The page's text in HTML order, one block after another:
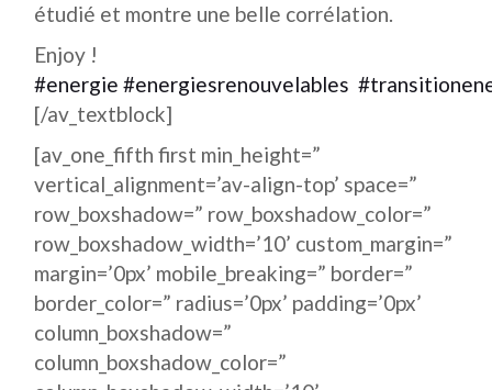
étudié et montre une belle corrélation.
Enjoy !
#energie #energiesrenouvelables
[/av_textblock]
[av_one_fifth first min_height=”
vertical_alignment=’av-align-top’ space=”
row_boxshadow=” row_boxshadow_color=”
row_boxshadow_width=’10’ custom_margin=”
margin=’0px’ mobile_breaking=” border=”
border_color=” radius=’0px’ padding=’0px’
column_boxshadow=”
column_boxshadow_color=”